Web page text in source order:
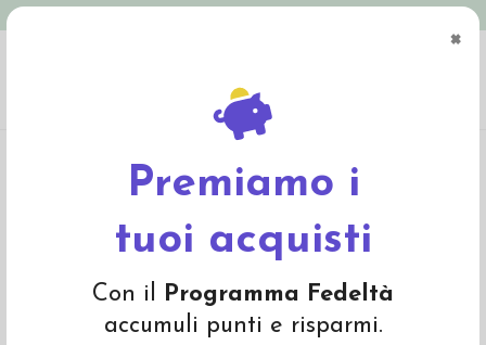
×
Premiamo i
tuoi acquisti
Con il Programma Fedeltà
accumuli punti e risparmi.